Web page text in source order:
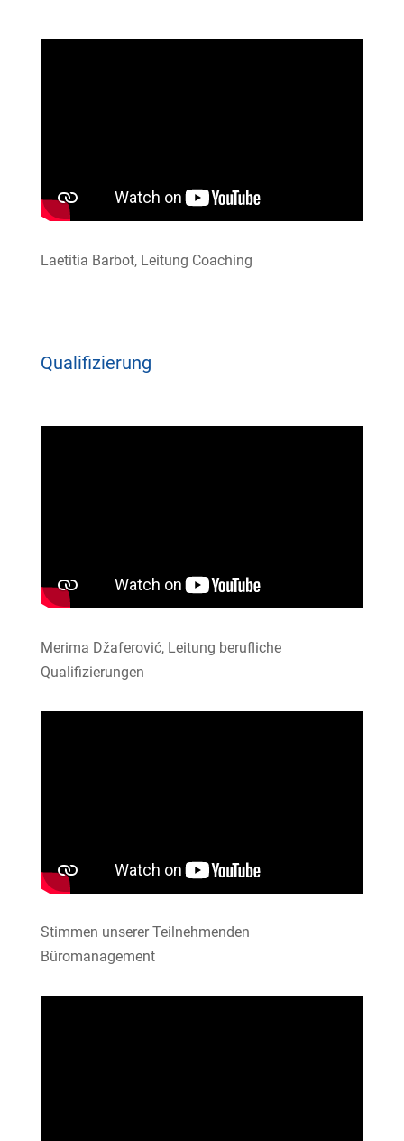
Laetitia Barbot, Leitung Coaching
Qualifizierung
Merima Džaferović, Leitung berufliche
Qualifizierungen
Stimmen unserer Teilnehmenden
Büromanagement